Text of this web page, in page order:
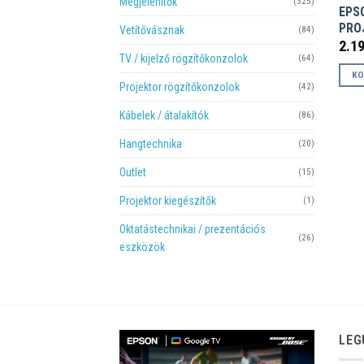
Vetítővásznak (84)
TV / kijelző rögzítőkonzolok (64)
Projektor rögzítőkonzolok (42)
Kábelek / átalakítók (86)
Hangtechnika (20)
Outlet (15)
Projektor kiegészítők (1)
Oktatástechnikai / prezentációs
eszközök
(26)